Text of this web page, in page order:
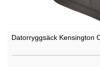
Datorryggsäck Kensington